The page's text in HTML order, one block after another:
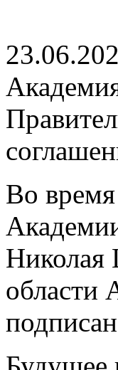
Во
Николая
области